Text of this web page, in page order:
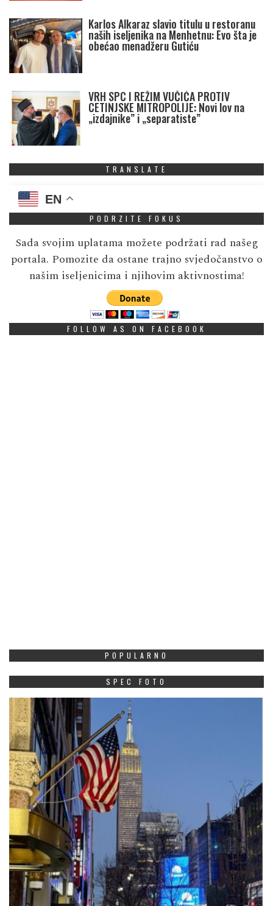
Karlos Alkaraz slavio titulu u restoranu
naših iseljenika na Menhetnu: Evo šta je
obećao menadžeru Gutiću
VRH SPC I REŽIM VUČIĆA PROTIV
CETINJSKE MITROPOLIJE: Novi lov na
„izdajnike” i „separatiste”
TRANSLATE
EN
PODRZITE FOKUS
Sada svojim uplatama možete podržati rad našeg
portala. Pomozite da ostane trajno svjedočanstvo o
našim iseljenicima i njihovim aktivnostima!
FOLLOW AS ON FACEBOOK
POPULARNO
SPEC FOTO